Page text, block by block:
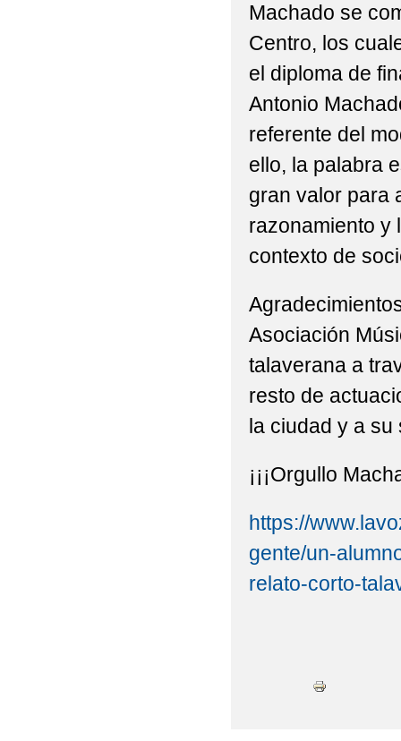
2022 'TRABAJANDO
2022 'UN FELIZ
2022 'VISITA A LA
2022 'VÍDEO DE
2022 , 'POR UNOS
2022 , 'TALAVERA
2022 6ºP
SALUDABLES_ FOTOS
2022 ACTIVIDAD
2022 ACTIVIDAD
2022 ACTIVIDAD
2022 ANTONIO
2022 ACTIVIDAD
2022 BICIBÚS
Machado se
Centro, los
el diploma de
Antonio
referente del
ello, la palabra
gran valor para
razonamiento y
contexto de
Asociación
talaverana a
resto de
la ciudad y a
¡¡¡Orgullo
https://
gente/un-
relato-corto-